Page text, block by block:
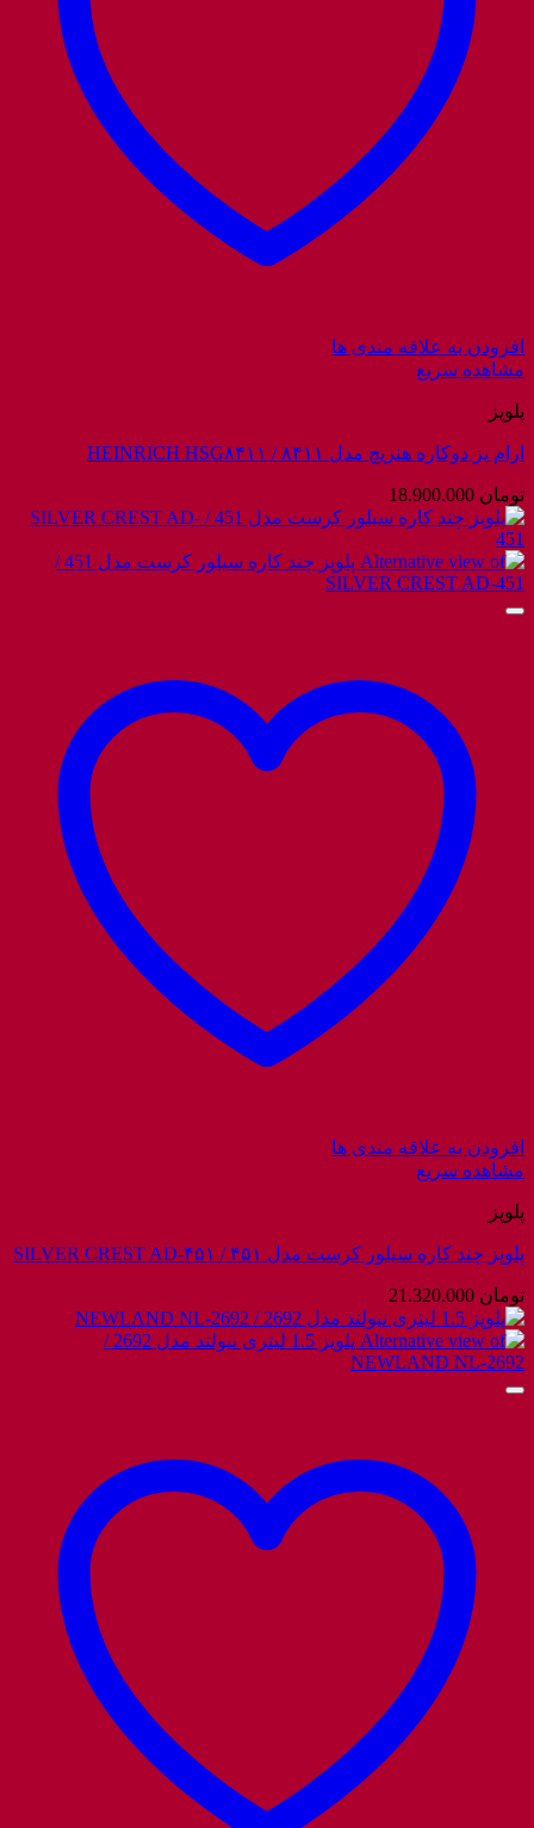
افزودن به علاقه مندی ها
مشاهده سریع
پلوپز
ارام پز دوکاره هنریچ مدل ۸۴۱۱ / HEINRICH HSG۸۴۱۱
تومان
افزودن به علاقه مندی ها
مشاهده سریع
پلوپز
پلوپز چند کاره سیلور کرست مدل ۴۵۱ / SILVER CREST AD-۴۵۱
تومان